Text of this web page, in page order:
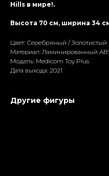
Hills в мире!.
Высота 70 см, ширина 34
Цвет: Серебряный / Золотистый
Материал: Ламиниpoванный
Модель: Medicom Toy Plus
Дата выхода: 2021
Другие фигуры